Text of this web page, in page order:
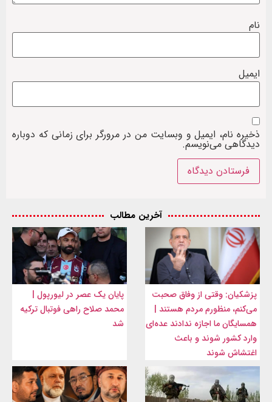
نام
ایمیل
ذخیره نام، ایمیل و وبسایت من در مرورگر برای زمانی که دوباره
دیدگاهی می‌نویسم.
آخرین مطالب
پزشکیان: وقتی از وفاق صحبت
می‌کنم، منظورم مردم هستند |
همسایگان ما اجازه ندادند عده‌ای
وارد کشور شوند و باعث
اغتشاش شوند
پایان یک عصر در لیورپول |
محمد صلاح راهی فوتبال ترکیه
شد